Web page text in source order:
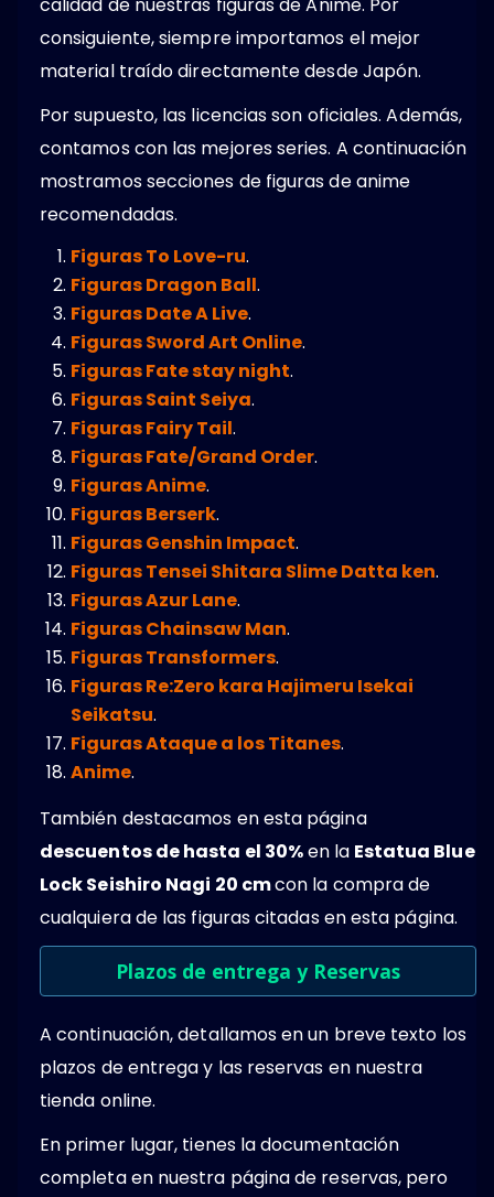
calidad de nuestras figuras de Anime. Por
consiguiente, siempre importamos el mejor
material traído directamente desde Japón.
Por supuesto, las licencias son oficiales. Además,
contamos con las mejores series. A continuación
mostramos secciones de figuras de anime
recomendadas.
Figuras To Love-ru.
Figuras Dragon Ball.
Figuras Date A Live.
Figuras Sword Art Online.
Figuras Fate stay night.
Figuras Saint Seiya.
Figuras Fairy Tail.
Figuras Fate/Grand Order.
Figuras Anime.
Figuras Berserk.
Figuras Genshin Impact.
Figuras Tensei Shitara Slime Datta ken.
Figuras Azur Lane.
Figuras Chainsaw Man.
Figuras Transformers.
Figuras Re:Zero kara Hajimeru Isekai
Seikatsu.
Figuras Ataque a los Titanes.
Anime.
También destacamos en esta página
descuentos de hasta el 30%en la Estatua Blue
Lock Seishiro Nagi 20 cmcon la compra de
cualquiera de las figuras citadas en esta página.
Plazos de entrega y Reservas
A continuación, detallamos en un breve texto los
plazos de entrega y las reservas en nuestra
tienda online.
En primer lugar, tienes la documentación
completa en nuestra página de reservas, pero